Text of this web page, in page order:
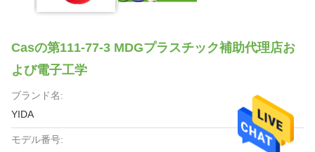
Casの第111-77-3 MDGプラスチック補助代理店お
よび電子工学
ブランド名:
YIDA
モデル番号: